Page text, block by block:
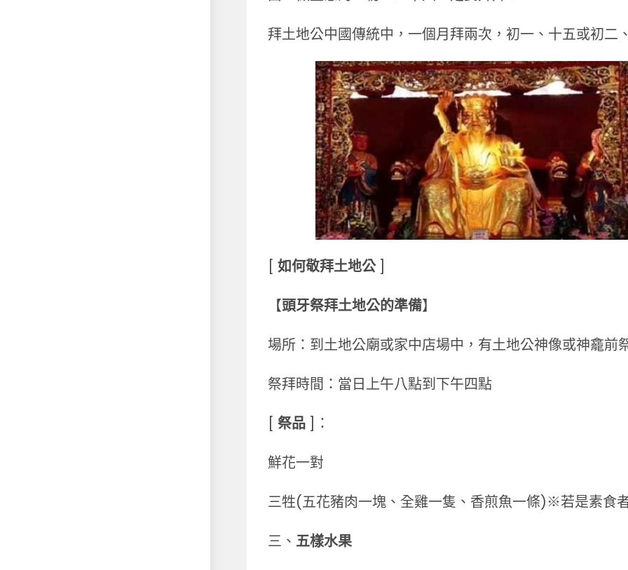
拜土地公中國傳統中，一個月拜兩次，初一、十五或初二
[ 如何敬拜土地公]
【頭牙祭拜土地公的準備】
場所：到土地公廟或家中店場中，有土地公神像或神龕前
祭拜時間：當日上午八點到下午四點
[祭品 ]：
鮮花一對
三牲(五花豬肉一塊、全雞一隻、香煎魚一條)※若是素食
三、 五樣水果